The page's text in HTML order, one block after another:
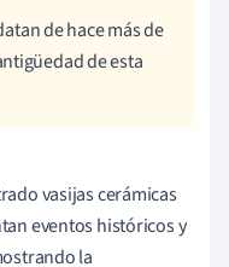
de hace más de
de esta
vasijas cerámicas
eventos históricos y
la